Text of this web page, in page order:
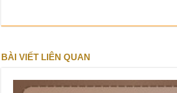
BÀI VIẾT LIÊN QUAN